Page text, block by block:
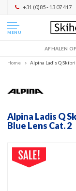
+31 (0)85 - 13 07 417
MENU
AFHALEN
Home Alpina Ladis Q
Alpina Ladis Q
Blue Lens Cat. 2